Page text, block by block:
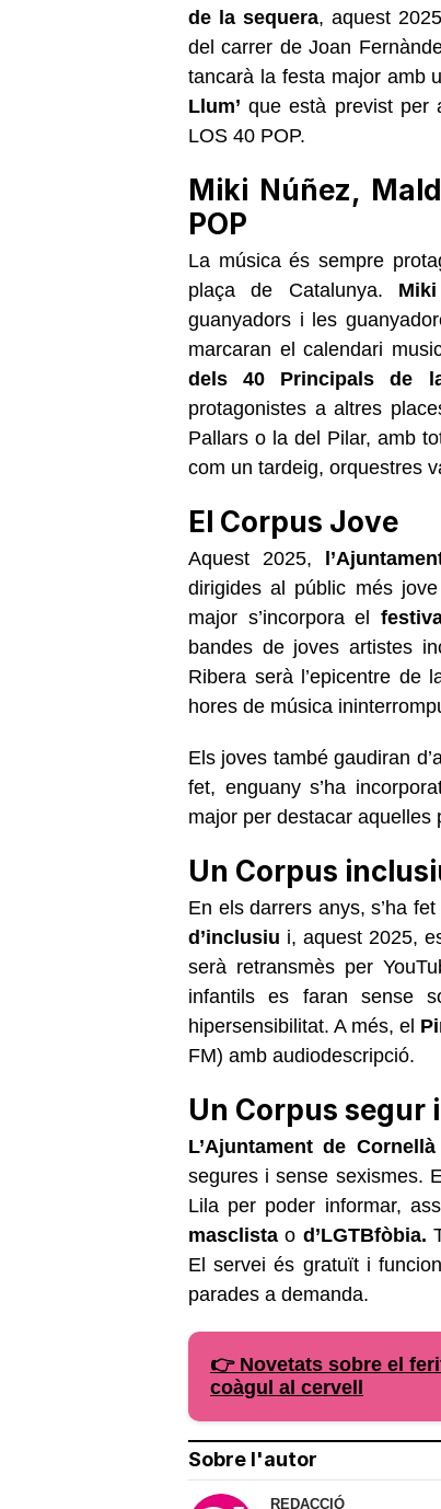
de la sequera, aquest
del carrer de Joan
tancarà la festa major amb
Llum’ que està previst per
LOS 40 POP.
Miki Núñez,
POP
La música és sempre
plaça de Catalunya.
guanyadors i les
marcaran el calendari
dels 40 Principals de
protagonistes a altres
Pallars o la del Pilar, amb
com un tardeig, orquestres
El Corpus Jove
Aquest 2025,
dirigides al públic més
major s’incorpora el
bandes de joves artistes
Ribera serà l’epicentre de
hores de música
Els joves també gaudiran
fet, enguany s’ha
major per destacar aquelles
Un Corpus
En els darrers anys, s’ha
d’inclusiu i, aquest 2025,
serà retransmès per
infantils es faran sense
hipersensibilitat. A més, el
FM) amb audiodescripció.
Un Corpus segur
L’Ajuntament de Cornellà
segures i sense sexismes.
Lila per poder informar,
masclista o d’LGTBfòbia.
El servei és gratuït i
parades a demanda.
👉 Novetats sobre el
coàgul al cervell
Sobre l'autor
REDACCIÓ